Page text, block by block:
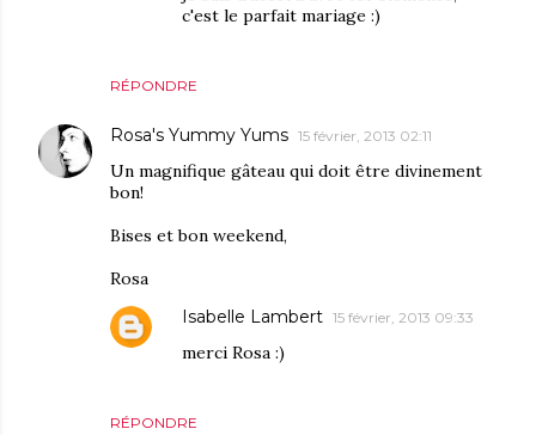
RÉPONDRE
c'est le parfait mariage :)
Rosa's Yummy Yums 15 février, 2013 02:11
Un magnifique gâteau qui doit être divinement
bon!
Bises et bon weekend,
Rosa
RÉPONDRE
Isabelle Lambert 15 février, 2013 09:33
merci Rosa :)